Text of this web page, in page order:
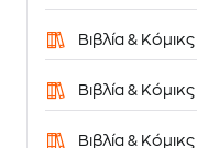
Βιβλία & Κόμικς
Βιβλία & Κόμικς
Βιβλία & Κόμικς